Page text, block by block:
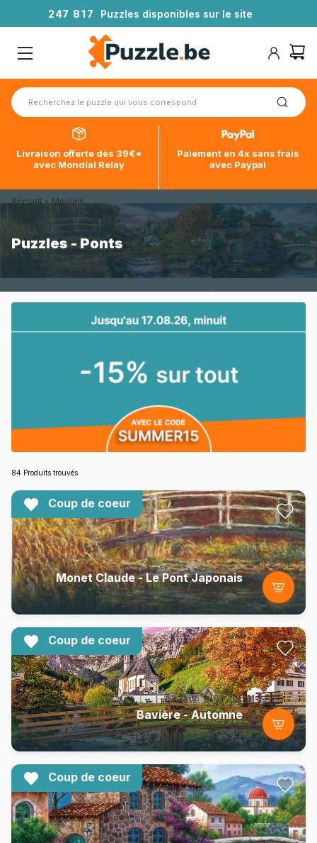
247 81 7 Puzzles disponibles sur le site
Livraison offerte dès 39€*
avec Mondial Relay
Paiement en 4x sans frais
avec Paypal
Accueil >Moulins
Puzzles - Ponts
84 Produits trouvés
Coup de coeur
Monet Claude - Le Pont Japonais
Coup de coeur
Bavière - Automne
Coup de coeur